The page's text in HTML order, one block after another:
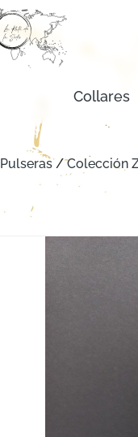
Collares
Pulseras/Colección